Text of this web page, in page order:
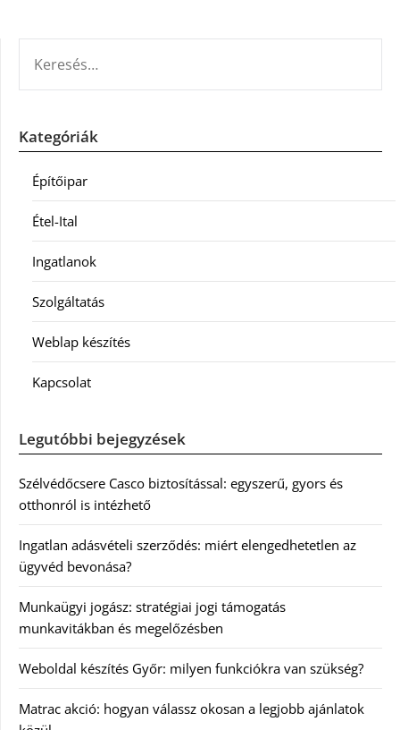
Kategóriák
Építőipar
Étel-Ital
Ingatlanok
Szolgáltatás
Weblap készítés
Kapcsolat
Legutóbbi bejegyzések
Szélvédőcsere Casco biztosítással: egyszerű, gyors és
otthonról is intézhető
Ingatlan adásvételi szerződés: miért elengedhetetlen az
ügyvéd bevonása?
Munkaügyi jogász: stratégiai jogi támogatás
munkavitákban és megelőzésben
Weboldal készítés Győr: milyen funkciókra van szükség?
Matrac akció: hogyan válassz okosan a legjobb ajánlatok